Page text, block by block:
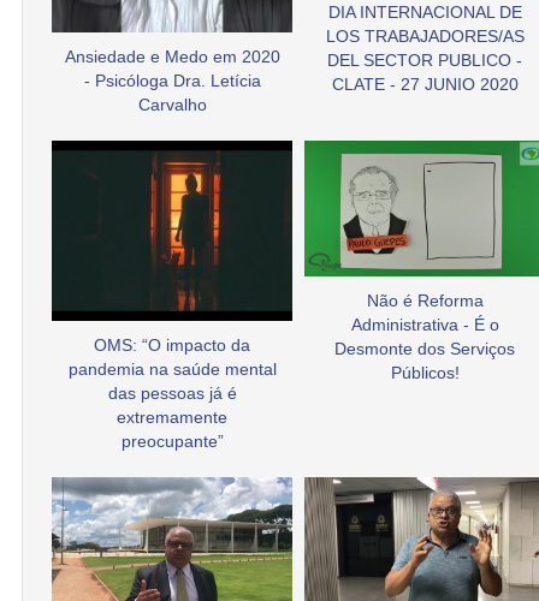
Ansiedade e Medo em 2020
- Psicóloga Dra. Letícia
Carvalho
DIA INTERNACIONAL DE
LOS TRABAJADORES/AS
DEL SECTOR PUBLICO -
CLATE - 27 JUNIO 2020
OMS: “O impacto da
pandemia na saúde mental
das pessoas já é
extremamente
preocupante”
Não é Reforma
Administrativa - É o
Desmonte dos Serviços
Públicos!